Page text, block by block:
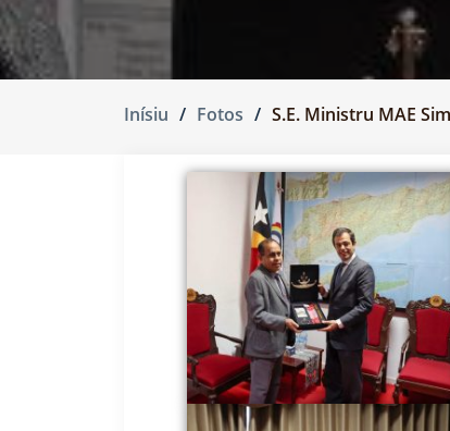
Inísiu Fotos S.E. Ministru MAE